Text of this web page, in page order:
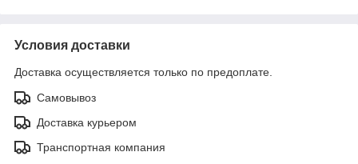
Условия доставки
Доставка осуществляется только по предоплате.
Самовывоз
Доставка курьером
Транспортная компания